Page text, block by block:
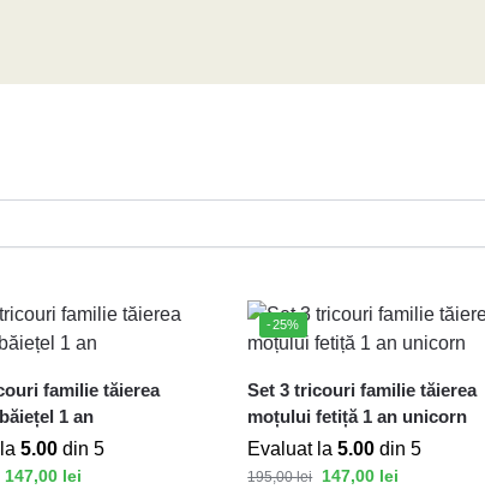
familie tăierea
1 an
5.00din 5
147,00 lei
-25%
Set 3 tricouri familie tăierea
moțului fetiță 1 an unicorn
Evaluat la5.00 din 5
195,00lei 147,00 lei